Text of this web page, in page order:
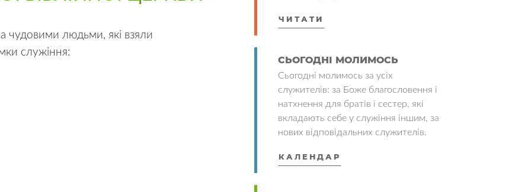
чудовими людьми, які взяли
служіння:
ЧИТАТИ
СЬОГОДНІ МОЛИМОСЬ
Сьогодні молимось за усіх
служителів: за Боже благословення і
натхнення для братів і сестер, які
вкладають себе у служіння іншим, за
нових відповідальних служителів.
КАЛЕНДАР